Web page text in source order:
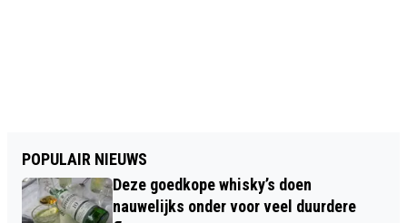
POPULAIR NIEUWS
Deze goedkope whisky’s doen
nauwelijks onder voor veel duurdere